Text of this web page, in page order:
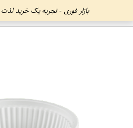
بازار فوری - تجربه یک خرید